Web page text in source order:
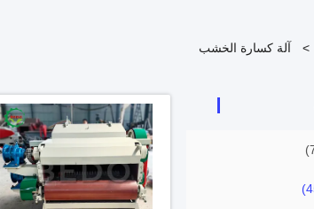
> آلة كسارة الخشب